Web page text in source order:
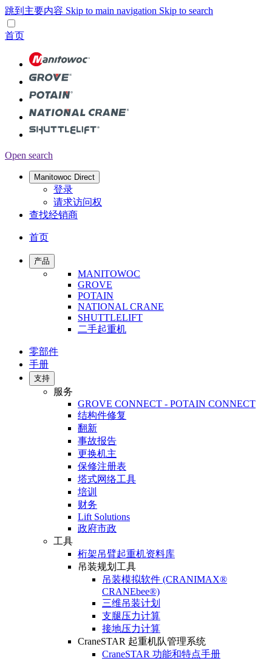
跳到主要内容 Skip to main navigation Skip to search
首页
Open search
Manitowoc Direct
登录
请求访问权
查找经销商
首页
产品
MANITOWOC
GROVE
POTAIN
NATIONAL CRANE
SHUTTLELIFT
二手起重机
零部件
手册
支持
服务
GROVE CONNECT - POTAIN CONNECT
结构件修复
翻新
事故报告
更换机主
保修注册表
塔式网络工具
培训
财务
Lift Solutions
政府市政
工具
桁架吊臂起重机资料库
吊装规划工具
吊装模拟软件 (CRANIMAX®
CRANEbee®)
三维吊装计划
支腿压力计算
接地压力计算
CraneSTAR 起重机队管理系统
CraneSTAR 功能和特点手册